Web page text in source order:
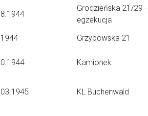
Grodzieńska 21/29 -
egzekucja
Grzybowska 21
Kamionek
KL Buchenwald